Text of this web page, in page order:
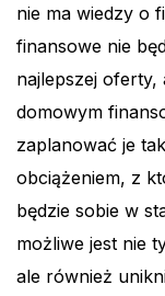
nie ma wiedzy o
finansowe nie
najlepszej
domowym
zaplanować je
obciążeniem, z
będzie sobie w
możliwe jest nie
ale również